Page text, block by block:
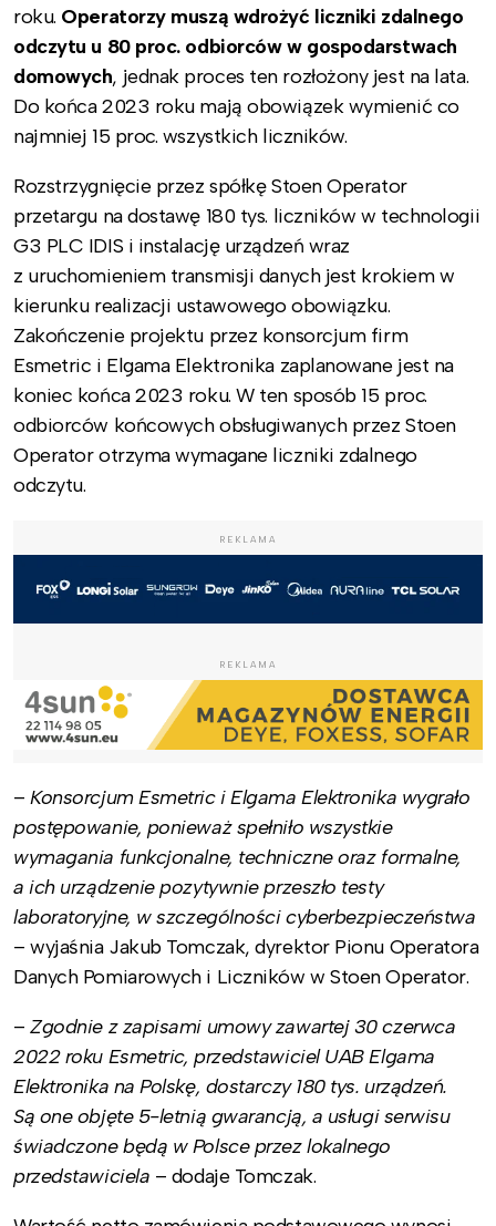
roku. Operatorzy muszą wdrożyć liczniki zdalnego
odczytu u 80 proc. odbiorców w gospodarstwach
domowych, jednak proces ten rozłożony jest na lata.
Do końca 2023 roku mają obowiązek wymienić co
najmniej 15 proc. wszystkich liczników.
Rozstrzygnięcie przez spółkę Stoen Operator
przetargu na dostawę 180 tys. liczników w technologii
G3 PLC IDIS i instalację urządzeń wraz
z uruchomieniem transmisji danych jest krokiem w
kierunku realizacji ustawowego obowiązku.
Zakończenie projektu przez konsorcjum firm
Esmetric i Elgama Elektronika zaplanowane jest na
koniec końca 2023 roku. W ten sposób 15 proc.
odbiorców końcowych obsługiwanych przez Stoen
Operator otrzyma wymagane liczniki zdalnego
odczytu.
REKLAMA
REKLAMA
–Konsorcjum Esmetric i Elgama Elektronika wygrało
postępowanie, ponieważ spełniło wszystkie
wymagania funkcjonalne, techniczne oraz formalne,
a ich urządzenie pozytywnie przeszło testy
laboratoryjne, w szczególności cyberbezpieczeństwa
– wyjaśnia Jakub Tomczak, dyrektor Pionu Operatora
Danych Pomiarowych i Liczników w Stoen Operator.
–Zgodnie z zapisami umowy zawartej 30 czerwca
2022 roku Esmetric, przedstawiciel UAB Elgama
Elektronika na Polskę, dostarczy 180 tys. urządzeń.
Są one objęte 5-letnią gwarancją, a usługi serwisu
świadczone będą w Polsce przez lokalnego
przedstawiciela – dodaje Tomczak.